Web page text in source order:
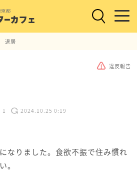
退居
違反報告
1 2024.10.25 0:19
なりました。食欲不振で住み慣れ
。